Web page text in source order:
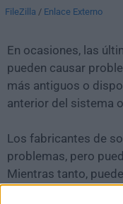
FileZilla / Enlace Externo
En ocasiones, las
pueden causar
más antiguos o
anterior del sistema
Los fabricantes de
problemas, pero
Mientras tanto,